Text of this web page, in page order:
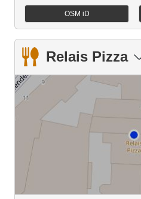
OSM iD
Relais Pizza